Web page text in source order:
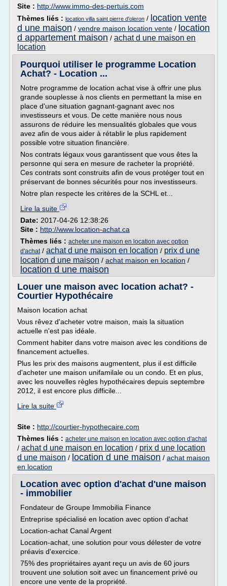
Site : http://www.immo-des-pertuis.com
Thèmes liés : location villa saint pierre d'oleron / location vente
d une maison / vendre maison location vente / location
d appartement maison / achat d une maison en
location
Pourquoi utiliser le programme Location
Achat? - Location ...
Notre programme de location achat vise à offrir une plus
grande souplesse à nos clients en permettant la mise en
place d'une situation gagnant-gagnant avec nos
investisseurs et vous. De cette manière nous nous
assurons de réduire les mensualités globales que vous
avez afin de vous aider à rétablir le plus rapidement
possible votre situation financière.
Nos contrats légaux vous garantissent que vous êtes la
personne qui sera en mesure de racheter la propriété.
Ces contrats sont construits afin de vous protéger tout en
préservant de bonnes sécurités pour nos investisseurs.
Notre plan respecte les critères de la SCHL et...
Lire la suite
Date: 2017-04-26 12:38:26
Site : http://www.location-achat.ca
Thèmes liés : acheter une maison en location avec option
d'achat/ achat d une maison en location / prix d une
location d une maison / achat maison en location /
location d une maison
Louer une maison avec location achat? -
Courtier Hypothécaire
Maison location achat
Vous rêvez d'acheter votre maison, mais la situation
actuelle n'est pas idéale.
Comment habiter dans votre maison avec les conditions de
financement actuelles.
Plus les prix des maisons augmentent, plus il est difficile
d'acheter une maison unifamilale ou un condo. Et en plus,
avec les nouvelles règles hypothécaires depuis septembre
2012, il est encore plus difficile...
Lire la suite
Site : http://courtier-hypothecaire.com
Thèmes liés : acheter une maison en location avec option d'achat
/ achat d une maison en location / prix d une location
d une maison / location d une maison / achat maison
en location
Location avec option d'achat d'une maison
- immobilier
Fondateur de Groupe Immobilia Finance
Entreprise spécialisé en location avec option d'achat
Location-achat Canal Argent
Location-achat, une solution pour vous délester de votre
préavis d'exercice.
75% des propriétaires ayant reçu un avis de 60 jours
trouvent une solution soit avec un financement privé ou
encore une vente de la propriété.